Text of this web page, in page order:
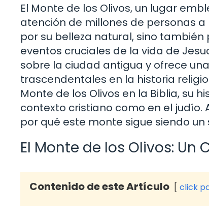
El Monte de los Olivos, un lugar
atención de millones de personas
por su belleza natural, sino
eventos cruciales de la vida de
sobre la ciudad antigua y ofrece
trascendentales en la historia
Monte de los Olivos en la Biblia, su
contexto cristiano como en el
por qué este monte sigue siendo
El Monte de los Olivos:
Contenido de este Artículo click